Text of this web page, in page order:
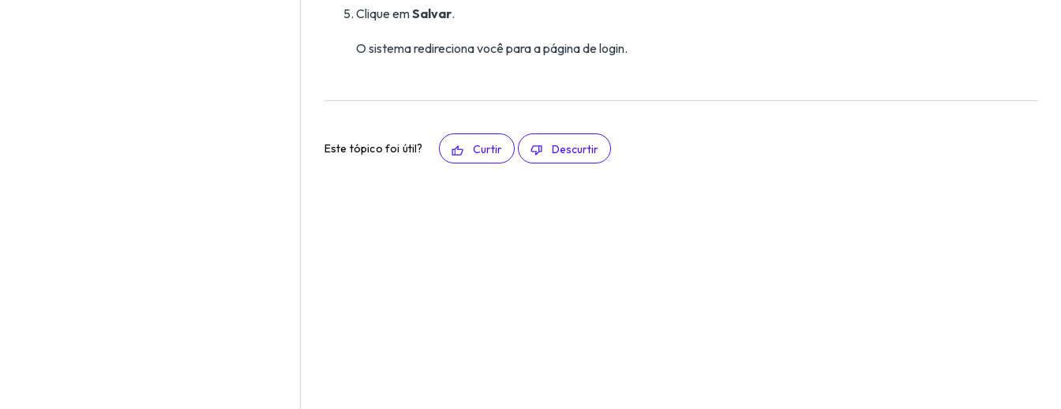
Clique emSalvar.
O sistema redireciona você para a página de login.
Este tópico foi útil? Curtir Descurtir